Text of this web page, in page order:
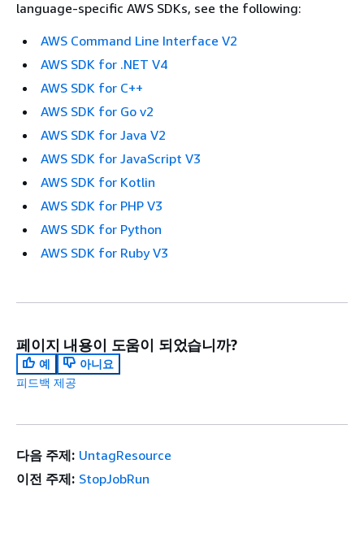
language-specific AWS SDKs, see the following:
AWS Command Line Interface V2
AWS SDK for .NET V4
AWS SDK for C++
AWS SDK for Go v2
AWS SDK for Java V2
AWS SDK for JavaScript V3
AWS SDK for Kotlin
AWS SDK for PHP V3
AWS SDK for Python
AWS SDK for Ruby V3
페이지 내용이 도움이 되었습니까?
예
아니요
피드백 제공
다음 주제: UntagResource
이전 주제: StopJobRun